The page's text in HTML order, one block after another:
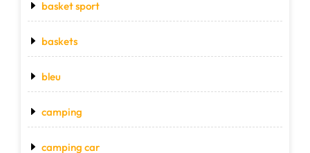
basket sport
baskets
bleu
camping
camping car